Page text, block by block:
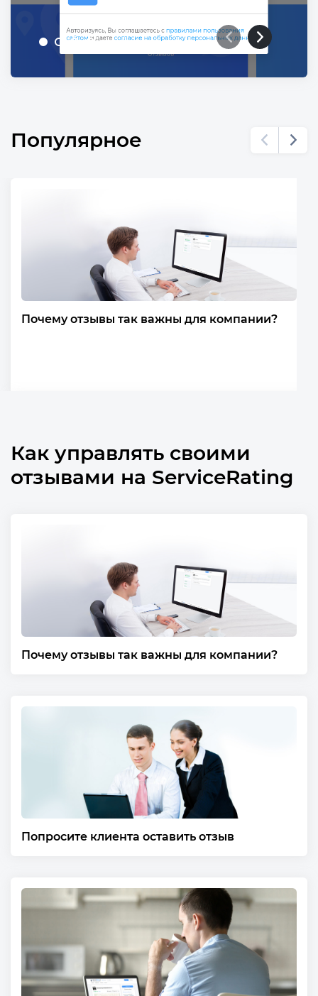
Популярное
Почему отзывы так важны для компании?
Как публиковать ответы на отзывы?
Как управлять своими
отзывами на ServiceRating
Почему отзывы так важны для компании?
Попросите клиента оставить отзыв